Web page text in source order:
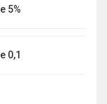
5%
0,1